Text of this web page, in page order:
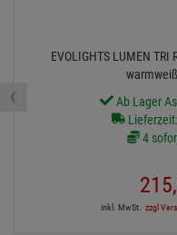
EVOLIGHTS LUMEN TRI
warmweiß
Ab Lager
4
215,
inkl. MwSt. zzgl
‹